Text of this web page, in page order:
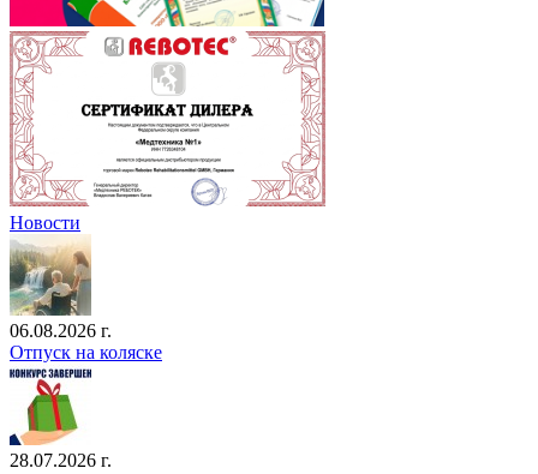
Новости
06.08.2026 г.
Отпуск на коляске
28.07.2026 г.